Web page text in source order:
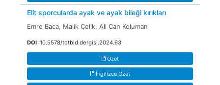
Elit sporcularda ayak ve ayak bileği kırıkları
Emre Baca, Malik Çelik, Ali Can Koluman
DOI :10.5578/totbid.dergisi.2024.63
Özet
İngilizce Özet